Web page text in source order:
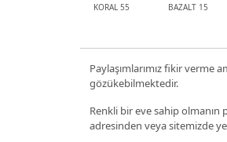
KORAL 55 BAZALT 15
Paylaşımlarımız fikir verme
gözükebilmektedir.
Renkli bir eve sahip olmanın
adresinden veya sitemizde